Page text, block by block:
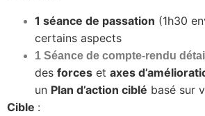
1 séance de passation (1h30
certains aspects
1 Séance de compte-rendu
des forces et axes
un Plan d’action ciblé basé sur
Cible :